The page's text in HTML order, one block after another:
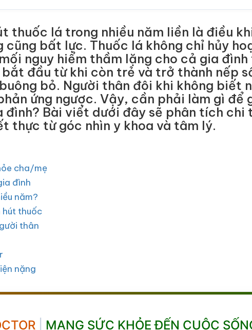
thuốc lá trong nhiều năm liền là điều
bất lực. Thuốc lá không chỉ hủy
nguy hiểm thầm lặng cho cả gia
đầu từ khi còn trẻ và trở thành nếp
bỏ. Người thân đôi khi không biết
ứng ngược. Vậy, cần phải làm gì để
đình? Bài viết dưới đây sẽ phân tích chi
thực từ góc nhìn y khoa và tâm lý.
cha/mẹ
đình
năm?
hút thuốc
thân
nặng
MANG SỨC KHỎE ĐẾN CUỘC